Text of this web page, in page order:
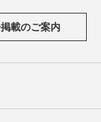
載のご案内